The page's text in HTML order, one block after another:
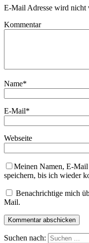
E-Mail Adresse wird nicht
Kommentar
Name*
E-Mail*
Webseite
Meinen Namen, E-
speichern, bis ich wieder
Benachrichtige mich
Mail.
Suchen nach: